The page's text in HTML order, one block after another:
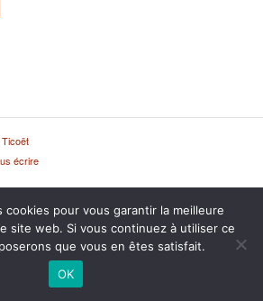
Ticoët
écrire
cookies pour vous garantir la meilleure
site web. Si vous continuez à utiliser ce
que vous en êtes satisfait.
OK